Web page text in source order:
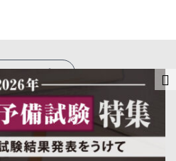
社概要プライバシーポリシー
All Rights Reserved since 1995.